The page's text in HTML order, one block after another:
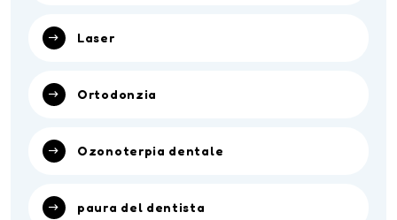
Laser
Ortodonzia
Ozonoterpia dentale
paura del dentista